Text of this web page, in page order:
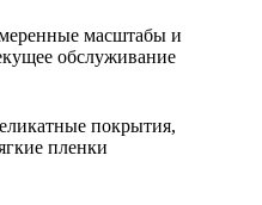
масштабы и
обслуживание
покрытия,
пленки